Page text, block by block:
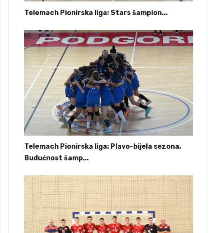
Telemach Pionirska liga: Stars šampion...
Telemach Pionirska liga: Plavo-bijela sezona,
Budućnost šamp...